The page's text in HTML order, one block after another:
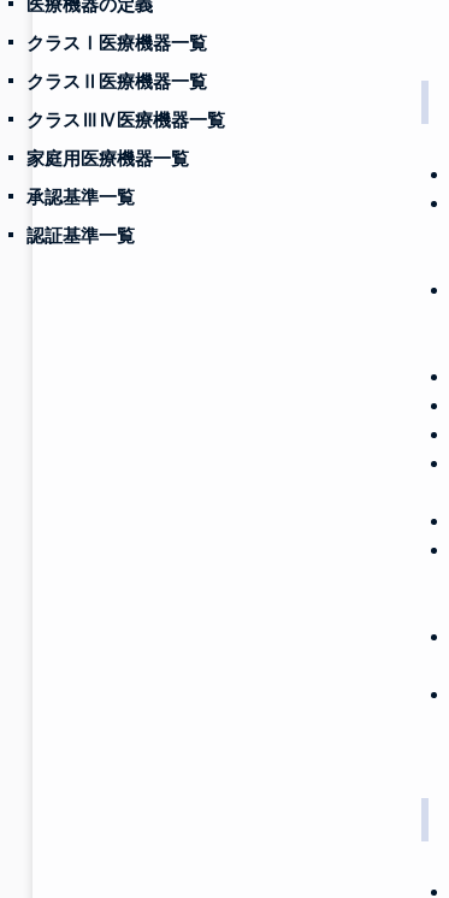
クラスⅠ医療機器一覧
クラスⅡ医療機器一覧
クラスⅢⅣ医療機器一覧
家庭用医療機器一覧
承認基準一覧
認証基準一覧